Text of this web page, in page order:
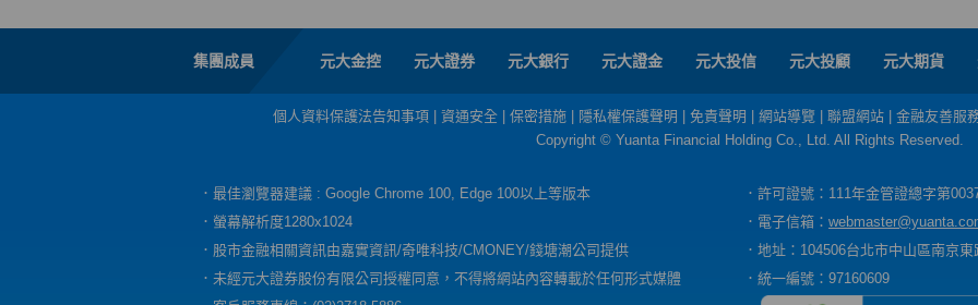
集團成員 元大金控 元大證券 元大銀行 元大證金 元大投信 元大投顧 元大期貨
個人資料保護法告知事項 資通安全 保密措施 隱私權保護聲明 免責聲明 網站導覽 聯盟網站
金融友善服
Copyright © Yuanta Financial Holding Co., Ltd. All Rights Reserved.
．最佳瀏覽器建議 : Google Chrome 100, Edge 100以上等版本
．許可證號：111年金管證總字第
．螢幕解析度1280x1024
．電子信箱：
．股市金融相關資訊由嘉實資訊/奇唯科技/CMONEY/錢塘潮公司提供
．地址：104506台北市中山區南京
．未經元大證券股份有限公司授權同意，不得將網站內容轉載於任何形式媒體
．統一編號：97160609